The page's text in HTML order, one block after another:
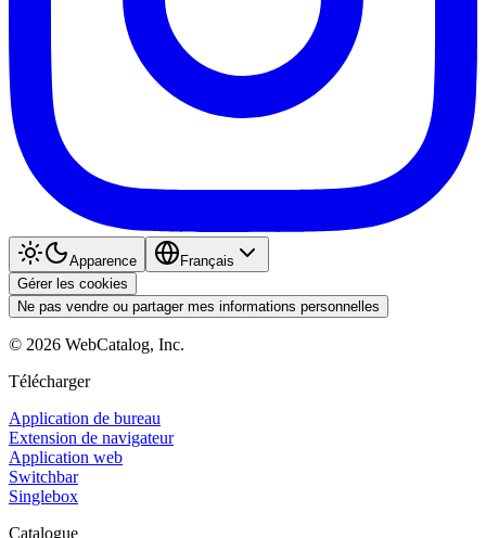
Apparence
Français
Gérer les cookies
Ne pas vendre ou partager mes informations personnelles
© 2026 WebCatalog, Inc.
Télécharger
Application de bureau
Extension de navigateur
Application web
Switchbar
Singlebox
Catalogue